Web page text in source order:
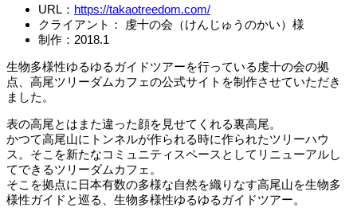
URL： https://takaotreedom.com/
クライアント： 虔十の会（けんじゅうのかい）様
制作：2018.1
生物多様性ゆるゆるガイドツアーを行っている虔十の会の拠
点、高尾ツリーダムカフェの公式サイトを制作させていただき
ました。
表の高尾とはまた違った顔を見せてくれる裏高尾。
かつて高尾山にトンネルが作られる時に作られたツリーハウ
ス。そこを新たなコミュニティスペースとしてリニューアルし
てできるツリーダムカフェ。
そこを拠点に日本有数の多様な自然を織りなす高尾山を生物多
様性ガイドと巡る、生物多様性ゆるゆるガイドツアー。